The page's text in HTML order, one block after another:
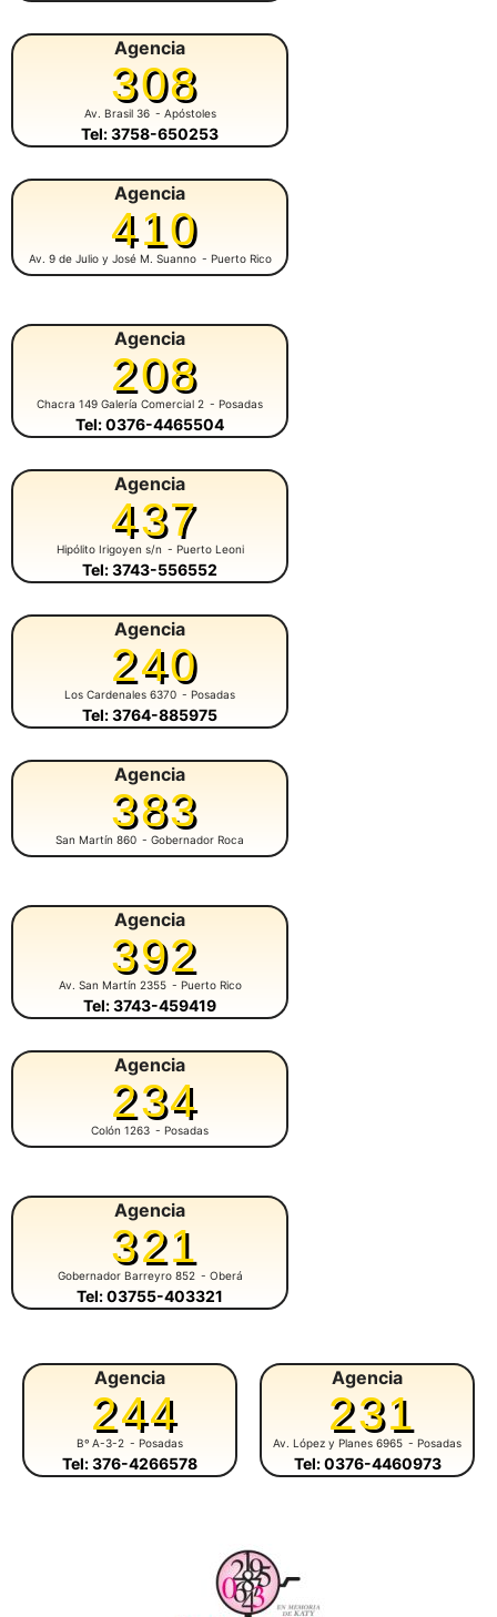
Agencia
308
Av. Brasil 36 - Apóstoles
Tel: 3758-650253
Agencia
410
Av. 9 de Julio y José M. Suanno - Puerto Rico
Agencia
208
Chacra 149 Galería Comercial 2 - Posadas
Tel: 0376-4465504
Agencia
437
Hipólito Irigoyen s/n - Puerto Leoni
Tel: 3743-556552
Agencia
240
Los Cardenales 6370 - Posadas
Tel: 3764-885975
Agencia
383
San Martín 860 - Gobernador Roca
Agencia
392
Av. San Martín 2355 - Puerto Rico
Tel: 3743-459419
Agencia
234
Colón 1263 - Posadas
Agencia
321
Gobernador Barreyro 852 - Oberá
Tel: 03755-403321
Agencia
244
Bº A-3-2 - Posadas
Tel: 376-4266578
Agencia
231
Av. López y Planes 6965 - Posadas
Tel: 0376-4460973